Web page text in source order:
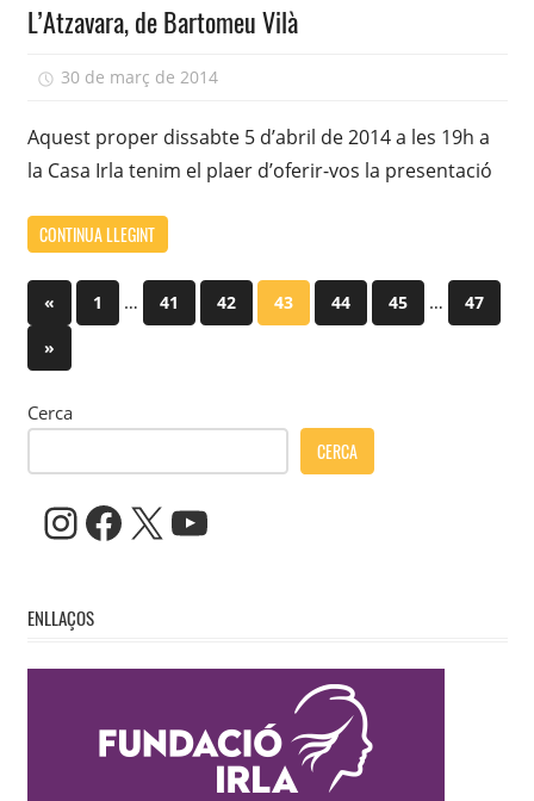
L’Atzavara, de Bartomeu Vilà
30 de març de 2014
Aquest proper dissabte 5 d’abril de 2014 a les 19h a
la Casa Irla tenim el plaer d’oferir-vos la presentació
CONTINUA LLEGINT
Paginació
de
les
entrades
«Previous
Posts
1 … 41 42 43 44 45 …
47
Next
Posts
»
Cerca
CERCA
Instagram
Facebook
X YouTube
ENLLAÇOS